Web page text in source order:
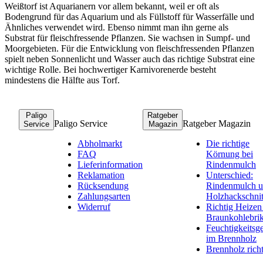
Weißtorf ist Aquarianern vor allem bekannt, weil er oft als
Bodengrund für das Aquarium und als Füllstoff für Wasserfälle und
Ähnliches verwendet wird. Ebenso nimmt man ihn gerne als
Substrat für fleischfressende Pflanzen. Sie wachsen in Sumpf- und
Moorgebieten. Für die Entwicklung von fleischfressenden Pflanzen
spielt neben Sonnenlicht und Wasser auch das richtige Substrat eine
wichtige Rolle. Bei hochwertiger Karnivorenerde besteht
mindestens die Hälfte aus Torf.
Paligo
Service Paligo Service
Abholmarkt
FAQ
Lieferinformation
Reklamation
Rücksendung
Zahlungsarten
Widerruf
Ratgeber
Magazin
Ratgeber Magazin
Die richtige
Körnung bei
Rindenmulch
Unterschied:
Rindenmulch
Richtig
im Brennholz
Brennholz